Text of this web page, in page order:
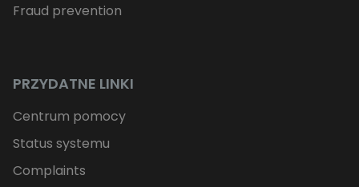
Fraud prevention
PRZYDATNE LINKI
Centrum pomocy
Status systemu
Complaints